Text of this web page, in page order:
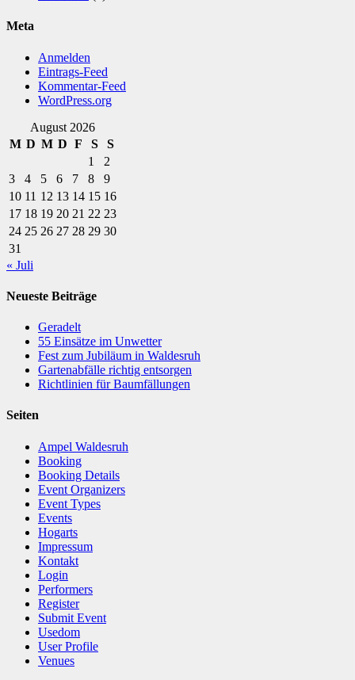
Meta
Anmelden
Eintrags-Feed
Kommentar-Feed
WordPress.org
August 2026
M D M D F S
S
1
2
3
4 5 6 7 8
9
10 11 12 13 14 15 16
17 18 19 20 21 22 23
24 25 26 27 28 29 30
31
« Juli
Neueste Beiträge
Geradelt
​55 Einsätze im Unwetter
Fest zum Jubiläum in Waldesruh
Gartenabfälle richtig entsorgen
Richtlinien für Baumfällungen
Seiten
Ampel Waldesruh
Booking
Booking Details
Event Organizers
Event Types
Events
Hogarts
Impressum
Kontakt
Login
Performers
Register
Submit Event
Usedom
User Profile
Venues